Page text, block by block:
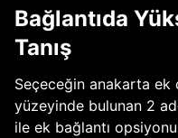
Bağlantıda
Tanış
Seçeceğin anakarta ek
yüzeyinde bulunan 2
ile ek bağlantı